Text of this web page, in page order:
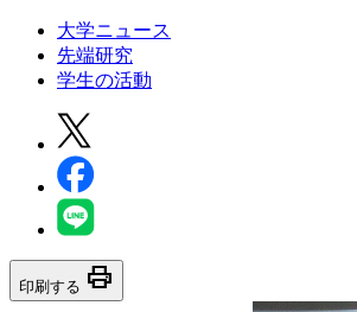
大学ニュース
先端研究
学生の活動
印刷する print